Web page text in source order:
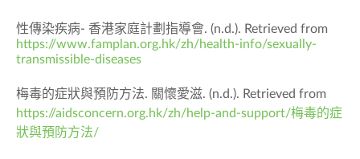
性傳染疾病- 香港家庭計劃指導會. (n.d.). Retrieved from
https://www.famplan.org.hk/zh/health-info/sexually-
transmissible-diseases
梅毒的症狀與預防方法. 關懷愛滋. (n.d.). Retrieved from
https://aidsconcern.org.hk/zh/help-and-support/梅毒的症
狀與預防方法/